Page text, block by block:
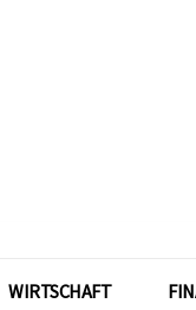
WIRTSCHAFT